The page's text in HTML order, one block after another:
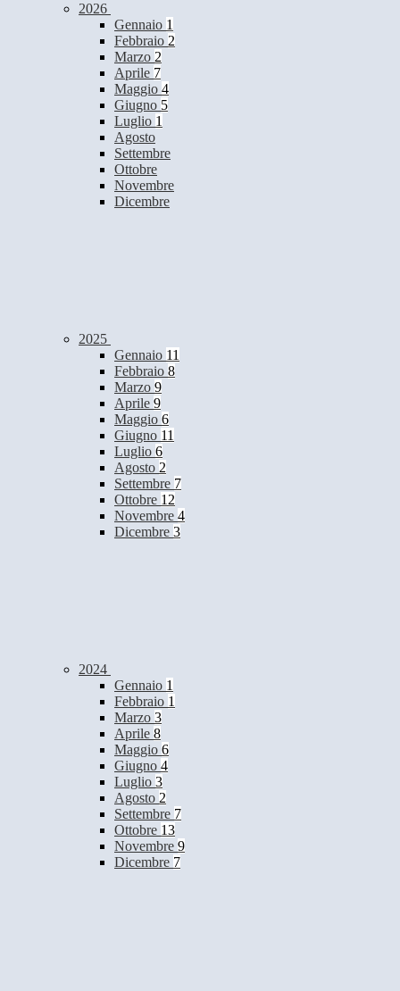
2026
Gennaio 1
Febbraio 2
Marzo 2
Aprile 7
Maggio 4
Giugno 5
Luglio 1
Agosto
Settembre
Ottobre
Novembre
Dicembre
2025
Gennaio 11
Febbraio 8
Marzo 9
Aprile 9
Maggio 6
Giugno 11
Luglio 6
Agosto 2
Settembre 7
Ottobre 12
Novembre 4
Dicembre 3
2024
Gennaio 1
Febbraio 1
Marzo 3
Aprile 8
Maggio 6
Giugno 4
Luglio 3
Agosto 2
Settembre 7
Ottobre 13
Novembre 9
Dicembre 7